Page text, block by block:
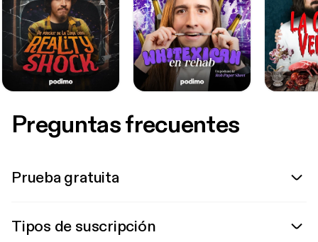
Preguntas frecuentes
Prueba gratuita
Tipos de suscripción